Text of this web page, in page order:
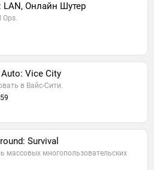
LAN, Онлайн Шутер
Ops.
Vice City
в Вайс-Сити.
Survival
массовых многопользовательских